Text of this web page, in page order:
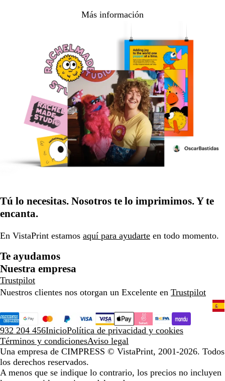
Más información
Tú lo necesitas. Nosotros te lo imprimimos. Y te
encanta.
En VistaPrint estamos aquí para ayudarte en todo momento.
Te ayudamos
Nuestra empresa
Trustpilot
Nuestros clientes nos otorgan un Excelente en Trustpilot
932 204 456InicioPolítica de privacidad y cookies
Términos y condicionesAviso legal
Una empresa de CIMPRESS © VistaPrint, 2001-2026. Todos
los derechos reservados.
A menos que se indique lo contrario, los precios no incluyen